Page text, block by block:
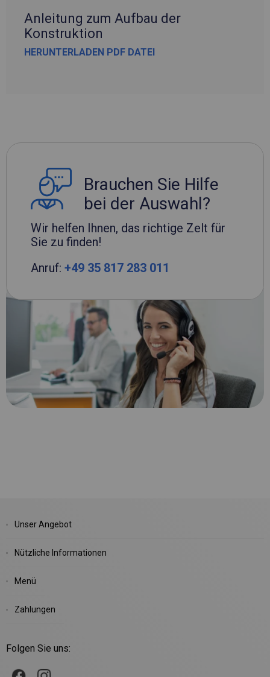
Anleitung zum Aufbau der
Konstruktion
HERUNTERLADEN PDF DATEI
Brauchen Sie Hilfe
bei der Auswahl?
Wir helfen Ihnen, das richtige Zelt für
Sie zu finden!
Anruf: +49 35 817 283 011
Unser Angebot
Nützliche Informationen
Menü
Zahlungen
Folgen Sie uns: